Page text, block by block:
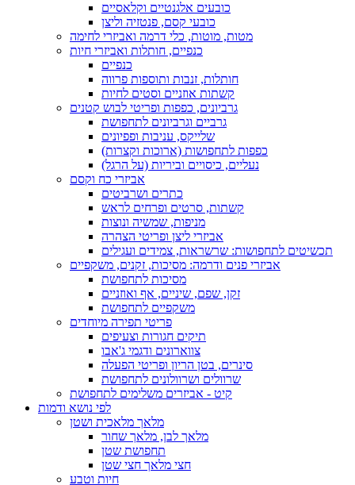
כובעים אלגנטיים וקלאסיים
כובעי קסם, פנטזיה וליצן
מטות, מוטות, כלי דרמה ואביזרי לחימה
כנפיים, חותלות ואביזרי חיות
כנפיים
חותלות, זנבות ותוספות פרווה
קשתות אוזניים וסטים לחיות
גרביונים, כפפות ופריטי לבוש קטנים
גרביים וגרביונים לתחפושת
שלייקס, עניבות ופפיונים
כפפות לתחפושות (ארוכות וקצרות)
נעליים, כיסויים וביריות (על הרגל)
אביזרי כח וקסם
כתרים ושרביטים
קשתות, סרטים ופרחים לראש
מניפות, שמשיה ונוצות
אביזרי ליצן ופריטי הצהרה
תכשיטים לתחפושות: שרשראות, צמידים ועגילים
אביזרי פנים ודרמה: מסיכות, זקנים, משקפיים
מסיכות לתחפושת
זקן, שפם, שיניים, אף ואוזניים
משקפיים לתחפושת
פריטי תפירה מיוחדים
תיקים חגורות וצעיפים
צווארונים ודגמי ג'אבו
סינרים, בטן הריון ופריטי הפעלה
שרוולים ושרוולונים לתחפושת
קיט - אביזרים משלימים לתחפושת
לפי נושא ודמות
מלאך מלאכית ושטן
מלאך לבן, מלאך שחור
תחפושת שטן
חצי מלאך חצי שטן
חיות וטבע